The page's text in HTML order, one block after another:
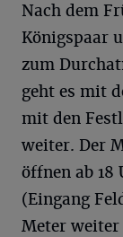
Nach dem
Königspaar
zum
geht es mit
mit den
weiter. Der
öffnen ab 18
(Eingang
Meter weiter